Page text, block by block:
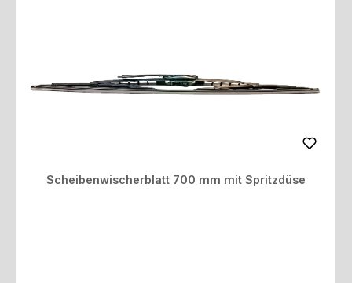
Scheibenwischerblatt 700 mm mit Spritzdüse